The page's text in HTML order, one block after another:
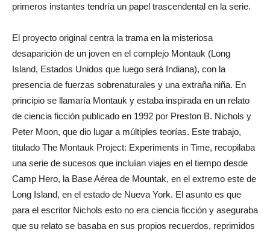
primeros instantes tendría un papel trascendental en la serie.
El proyecto original centra la trama en la misteriosa
desaparición de un joven en el complejo Montauk (Long
Island, Estados Unidos que luego será Indiana), con la
presencia de fuerzas sobrenaturales y una extraña niña. En
principio se llamaría Montauk y estaba inspirada en un relato
de ciencia ficción publicado en 1992 por Preston B. Nichols y
Peter Moon, que dio lugar a múltiples teorías. Este trabajo,
titulado The Montauk Project: Experiments in Time, recopilaba
una serie de sucesos que incluían viajes en el tiempo desde
Camp Hero, la Base Aérea de Mountak, en el extremo este de
Long Island, en el estado de Nueva York. El asunto es que
para el escritor Nichols esto no era ciencia ficción y aseguraba
que su relato se basaba en sus propios recuerdos, reprimidos